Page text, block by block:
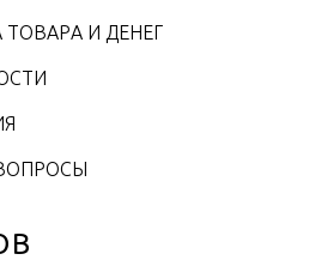
И ДЕНЕГ